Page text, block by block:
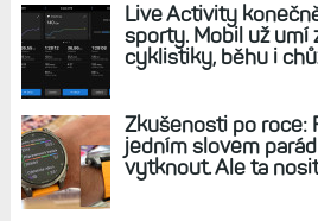
Live Activity
sporty. Mobil už umí
cyklistiky, běhu i
Zkušenosti po roce:
jedním slovem
vytknout. Ale ta